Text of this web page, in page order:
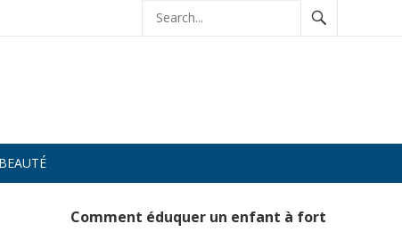
Comment éduquer un enfant à fort